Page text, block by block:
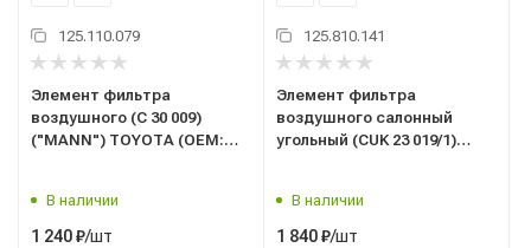
125.110.079
Элемент фильтра
воздушного (C 30 009)
("MANN") TOYOTA (OEM:
В наличии
1 240₽/шт
125.810.141
Элемент фильтра
воздушного салонный
угольный (CUK 23 019/1)
1R000) CUK230191
В наличии
1 840₽/шт